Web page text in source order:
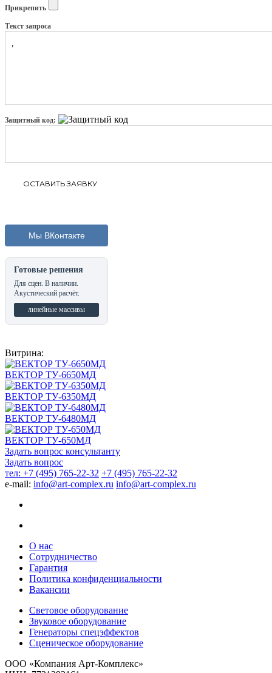
Прикрепить
Текст запроса
Защитный код:
Мы ВКонтакте
Готовые решения
Для сцен. В наличии.
Акустический расчёт.
линейные массивы
Витрина:
ВЕКТОР ТУ-6650МД
ВЕКТОР ТУ-6350МД
ВЕКТОР ТУ-6480МД
ВЕКТОР ТУ-650МД
Задать вопрос консультанту
Задать вопрос
тел: +7 (495) 765-22-32 +7 (495) 765-22-32
e-mail: info@art-complex.ru info@art-complex.ru
О нас
Сотрудничество
Гарантия
Политика конфиденциальности
Вакансии
Световое оборудование
Звуковое оборудование
Генераторы спецэффектов
Сценическое оборудование
ООО «Компания Арт-Комплекс»